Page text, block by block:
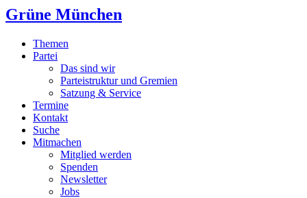
Grüne München
Themen
Partei
Das sind wir
Parteistruktur und Gremien
Satzung & Service
Termine
Kontakt
Suche
Mitmachen
Mitglied werden
Spenden
Newsletter
Jobs